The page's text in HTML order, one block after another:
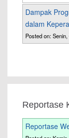
Dampak
dalam
Posted on:
Reportase
Reportase